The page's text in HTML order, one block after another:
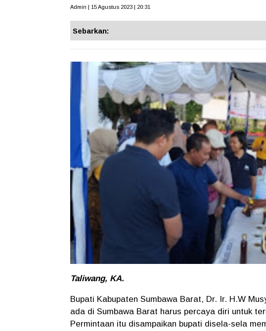
Admin | 15 Agustus 2023 | 20:31
Sebarkan:
Taliwang, KA.
Bupati Kabupaten Sumbawa Barat, Dr. Ir. H.W
ada di Sumbawa Barat harus percaya diri untuk
Permintaan itu disampaikan bupati disela-sela